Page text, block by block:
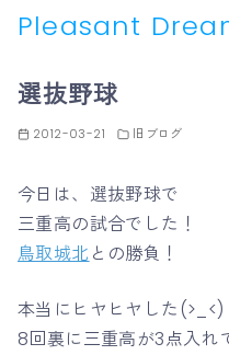
Pleasant
選抜野球
2012-03-21 旧ブログ
今日は、選抜野球で
三重高の試合でした！
鳥取城北 との勝負！
本当にヒヤヒヤした(>_<)
8回裏に三重高が3点入れ